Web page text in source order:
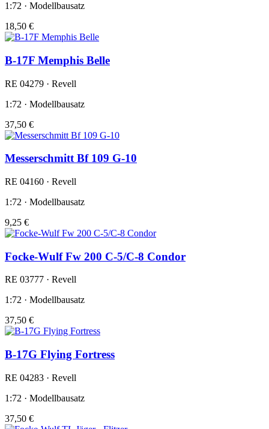
1:72 · Modellbausatz
18,50 €
B-17F Memphis Belle
RE 04279 · Revell
1:72 · Modellbausatz
37,50 €
Messerschmitt Bf 109 G-10
RE 04160 · Revell
1:72 · Modellbausatz
9,25 €
Focke-Wulf Fw 200 C-5/C-8 Condor
RE 03777 · Revell
1:72 · Modellbausatz
37,50 €
B-17G Flying Fortress
RE 04283 · Revell
1:72 · Modellbausatz
37,50 €